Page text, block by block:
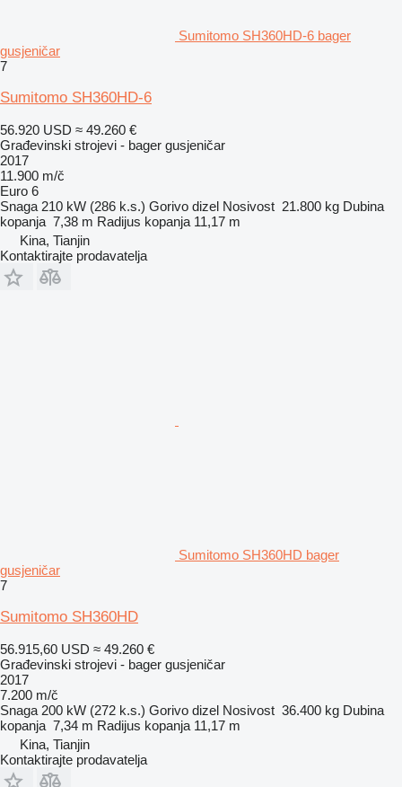
Sumitomo SH360HD-6 bager
gusjeničar
7
Sumitomo SH360HD-6
56.920 USD ≈ 49.260 €
Građevinski strojevi - bager gusjeničar
2017
11.900 m/č
Euro 6
Snaga 210 kW (286 k.s.) Gorivo dizel Nosivost 21.800 kg Dubina
kopanja 7,38 m Radijus kopanja 11,17 m
Kina, Tianjin
Kontaktirajte prodavatelja
Sumitomo SH360HD bager
gusjeničar
7
Sumitomo SH360HD
56.915,60 USD ≈ 49.260 €
Građevinski strojevi - bager gusjeničar
2017
7.200 m/č
Snaga 200 kW (272 k.s.) Gorivo dizel Nosivost 36.400 kg Dubina
kopanja 7,34 m Radijus kopanja 11,17 m
Kina, Tianjin
Kontaktirajte prodavatelja